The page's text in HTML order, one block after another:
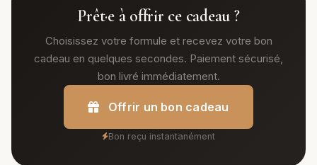
Prêt·e à offrir ce cadeau ?
Choisissez votre formule et recevez votre bon
cadeau en quelques secondes. Paiement sécurisé,
bon livré immédiatement.
Offrir un bon cadeau
Bon reçu instantanément